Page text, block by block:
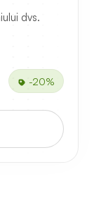
dvs.
-20%